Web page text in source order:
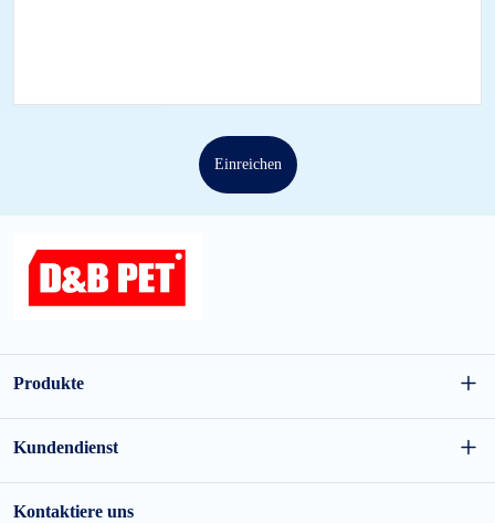
Einreichen
Produkte
Großhandel für Hundespielzeug
Kundendienst
FAQs
Kontaktiere uns